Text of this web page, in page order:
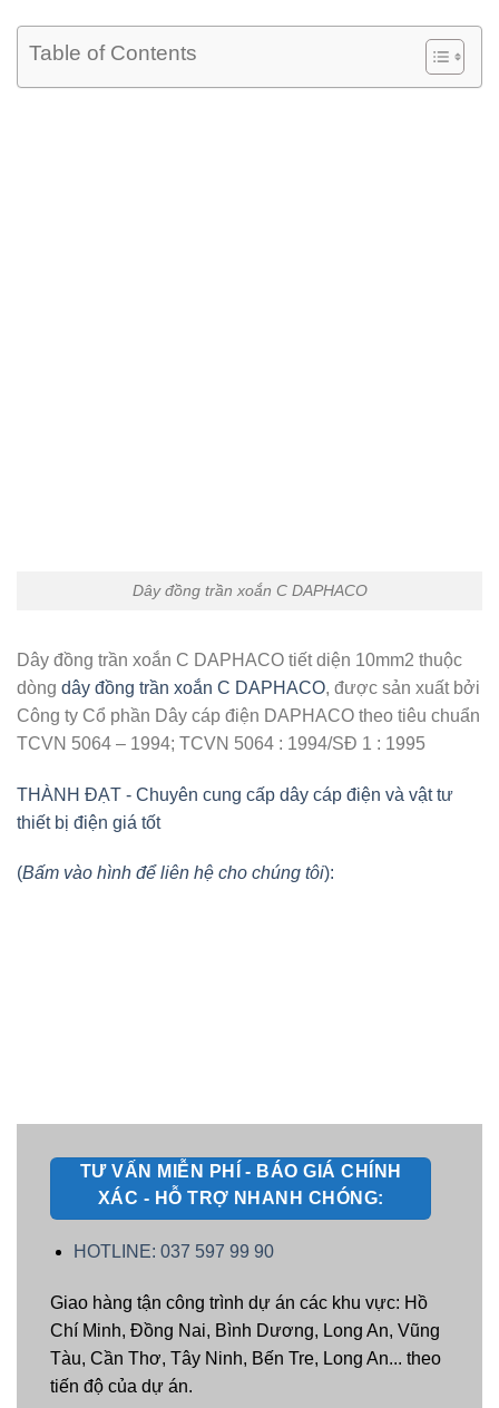
Table of Contents
Dây đồng trần xoắn C DAPHACO
Dây đồng trần xoắn C DAPHACO tiết diện 10mm2 thuộc
dòng dây đồng trần xoắn C DAPHACO, được sản xuất bởi
Công ty Cổ phần Dây cáp điện DAPHACO theo tiêu chuẩn
TCVN 5064 – 1994; TCVN 5064 : 1994/SĐ 1 : 1995
THÀNH ĐẠT - Chuyên cung cấp dây cáp điện và vật tư
thiết bị điện giá tốt
(Bấm vào hình để liên hệ cho chúng tôi):
TƯ VẤN MIỄN PHÍ - BÁO GIÁ CHÍNH
XÁC - HỖ TRỢ NHANH CHÓNG:
HOTLINE: 037 597 99 90
Giao hàng tận công trình dự án các khu vực: Hồ
Chí Minh, Đồng Nai, Bình Dương, Long An, Vũng
Tàu, Cần Thơ, Tây Ninh, Bến Tre, Long An... theo
tiến độ của dự án.